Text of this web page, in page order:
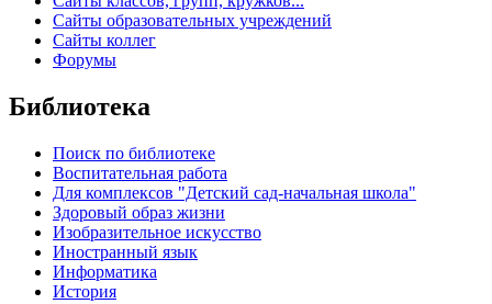
Сайты образовательных учреждений
Сайты коллег
Форумы
Библиотека
Поиск по библиотеке
Воспитательная работа
Для комплексов "Детский сад-начальная школа"
Здоровый образ жизни
Изобразительное искусство
Иностранный язык
Информатика
История